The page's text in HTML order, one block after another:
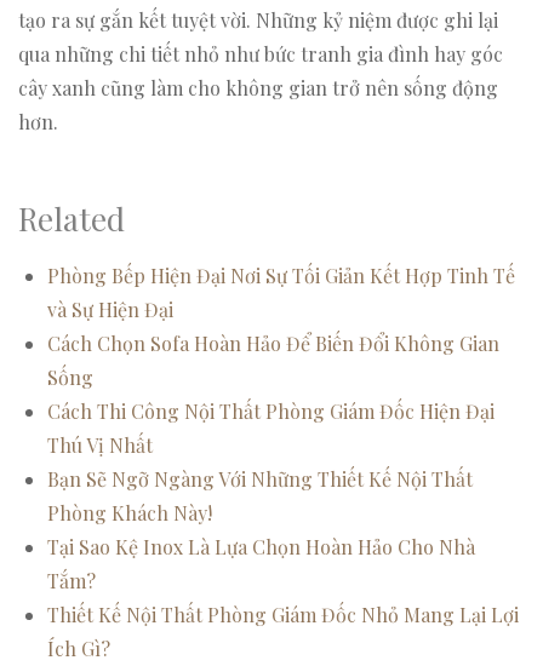
tạo ra sự gắn kết tuyệt vời. Những kỷ niệm được ghi lại
qua những chi tiết nhỏ như bức tranh gia đình hay góc
cây xanh cũng làm cho không gian trở nên sống động
hơn.
Related
Phòng Bếp Hiện Đại Nơi Sự Tối Giản Kết Hợp Tinh Tế
và Sự Hiện Đại
Cách Chọn Sofa Hoàn Hảo Để Biến Đổi Không Gian
Sống
Cách Thi Công Nội Thất Phòng Giám Đốc Hiện Đại
Thú Vị Nhất
Bạn Sẽ Ngỡ Ngàng Với Những Thiết Kế Nội Thất
Phòng Khách Này!
Tại Sao Kệ Inox Là Lựa Chọn Hoàn Hảo Cho Nhà
Tắm?
Thiết Kế Nội Thất Phòng Giám Đốc Nhỏ Mang Lại Lợi
Ích Gì?